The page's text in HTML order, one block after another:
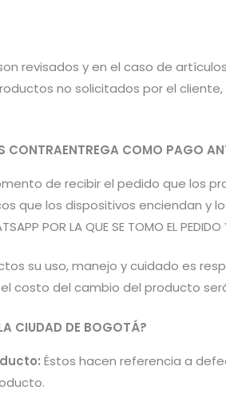
revisados y en el caso de
no solicitados por el
CONTRAENTREGA COMO PAGO
momento de recibir el pedido que
los dispositivos enciendan y los
POR LA QUE SE TOMO EL
su uso, manejo y cuidado es
costo del cambio del producto
CIUDAD DE BOGOTÁ?
Éstos hacen referencia a